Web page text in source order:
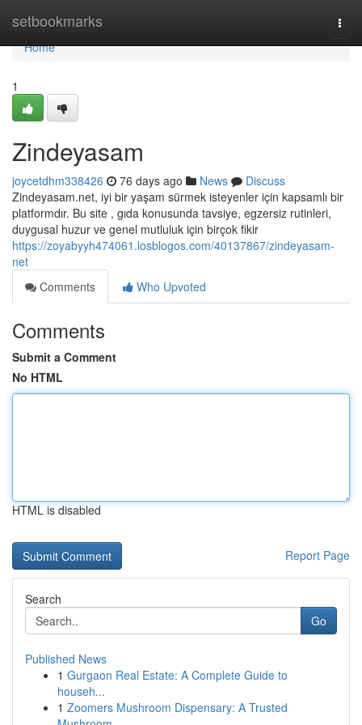
setbookmarks
Home
Home
1
Zindeyasam
joycetdhm338426 76 days ago News
Discuss
Zindeyasam.net, iyi bir yaşam sürmek isteyenler için kapsamlı bir
platformdır. Bu site , gıda konusunda tavsiye, egzersiz rutinleri,
duygusal huzur ve genel mutluluk için birçok fikir
https://zoyabyyh474061.losblogos.com/40137867/zindeyasam-
net
Comments
Who Upvoted
Comments
Submit a Comment
No HTML
HTML is disabled
Report Page
Search
Go
Published News
1 Gurgaon Real Estate: A Complete Guide to
househ...
1 Zoomers Mushroom Dispensary: A Trusted